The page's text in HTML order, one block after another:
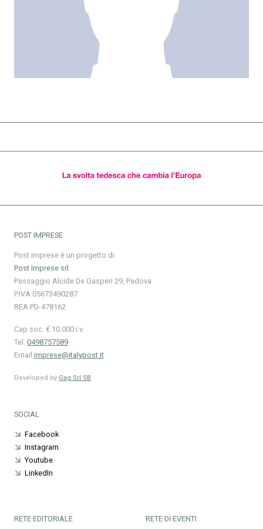
POST IMPRESE
Post Imprese è un progetto di
Post Imprese srl
Passaggio Alcide De Gasperi 29, Padova
P.IVA 05673490287
REA PD-478162
Cap soc. € 10.000 i.v.
Tel. 0498757589
Email imprese@italypost.it
Developed by Gag Srl SB
SOCIAL
Facebook
Instagram
Youtube
LinkedIn
RETE EDITORIALE RETE DI EVENTI